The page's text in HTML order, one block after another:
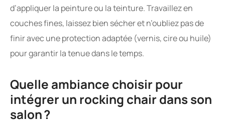
d’appliquer la peinture ou la teinture. Travaillez en
couches fines, laissez bien sécher et n’oubliez pas de
finir avec une protection adaptée (vernis, cire ou huile)
pour garantir la tenue dans le temps.
Quelle ambiance choisir pour
intégrer un rocking chair dans son
salon ?